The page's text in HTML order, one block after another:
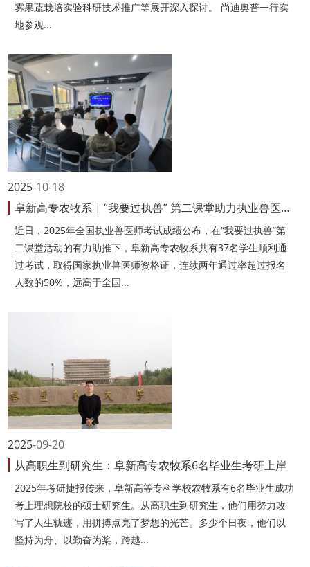
雾果蔬栽培实验科研技术推广等展开深入探讨。 尚迪奥普一行实
地参观...
10-18
2025
阜新高专农牧系 | “我要过执兽” 第二课堂助力执业兽医师考试再创佳绩
近日，2025年全国执业兽医师考试成绩公布，在“我要过执兽”第
二课堂活动的有力助推下，阜新高专农牧系共有37名学生顺利通
过考试，取得国家执业兽医师资格证，连续两年通过率超过报名
人数的50%，远高于全国...
09-20
2025
从高职生到研究生：阜新高专农牧系6名毕业生考研上岸
2025年考研捷报传来，阜新高等专科学校农牧系有6名毕业生成功
考上理想院校的硕士研究生。从高职生到研究生，他们用努力改
写了人生轨迹，用拼搏点亮了梦想的光芒。多少个日夜，他们以
坚持为舟、以勤奋为桨，跨越...